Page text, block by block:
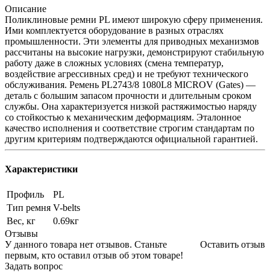
Описание
Поликлиновые ремни PL имеют широкую сферу применения.
Ими комплектуется оборудование в разных отраслях
промышленности. Эти элементы для приводных механизмов
рассчитаны на высокие нагрузки, демонстрируют стабильную
работу даже в сложных условиях (смена температур,
воздействие агрессивных сред) и не требуют технического
обслуживания. Ремень PL2743/8 1080L8 MICROV (Gates) —
деталь с большим запасом прочности и длительным сроком
службы. Она характеризуется низкой растяжимостью наряду
со стойкостью к механическим деформациям. Эталонное
качество исполнения и соответствие строгим стандартам по
другим критериям подтверждаются официальной гарантией.
Характеристики
Профиль
PL
Тип ремня V-belts
Вес, кг
0.69кг
Отзывы
Оставить отзыв
У данного товара нет отзывов. Станьте
первым, кто оставил отзыв об этом товаре!
Задать вопрос